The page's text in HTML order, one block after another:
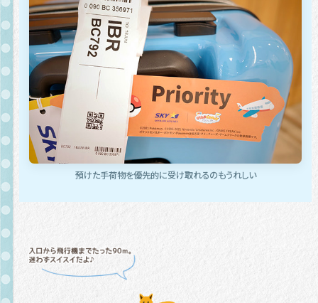
預けた手荷物を優先的に受け取れるのもうれしい